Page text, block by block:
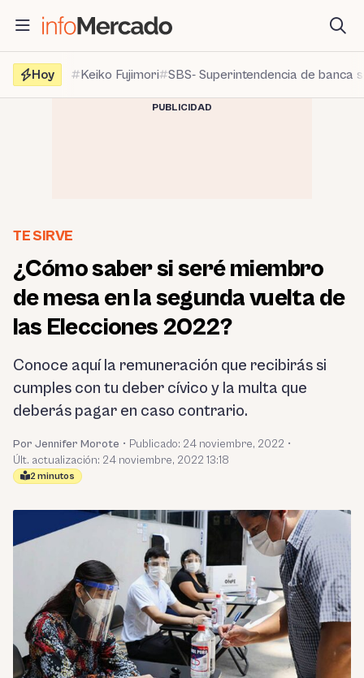
contenido
Hoy
Keiko Fujimori SBS- Superintendencia de banca
PUBLICIDAD
TE SIRVE
¿Cómo saber si seré miembro
de mesa en la segunda vuelta de
las Elecciones 2022?
Conoce aquí la remuneración que recibirás si
cumples con tu deber cívico y la multa que
deberás pagar en caso contrario.
Por Jennifer Morote • Publicado: 24 noviembre, 2022 •
Últ. actualización: 24 noviembre, 2022 13:18
2 minutos